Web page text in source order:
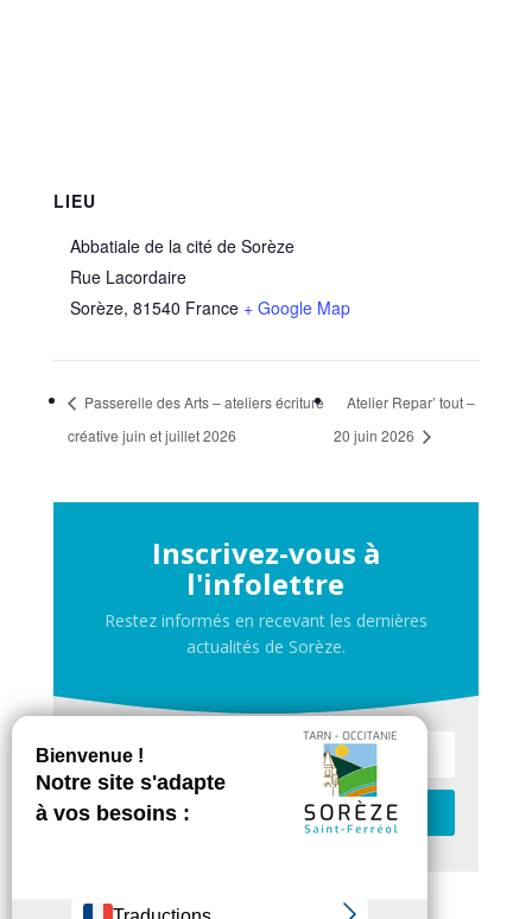
LIEU
Abbatiale de la cité de Sorèze
Rue Lacordaire
Sorèze, 81540 France + Google Map
Passerelle des Arts – ateliers écriture
créative juin et juillet 2026
Atelier Repar’ tout –
20 juin 2026
Inscrivez-vous à
l'infolettre
Restez informés en recevant les dernières
actualités de Sorèze.
Je m'inscris